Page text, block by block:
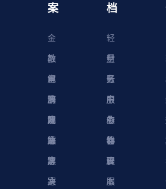
案
金
融
解
决
方
案
教
育
解
决
方
案
电
商
解
决
方
案
游
戏
解
决
方
网
站
解
决
档
轻
量
云
服
务
器
财
务
中
心
账
户
中
心
服
务
协
议
软
件
脚
本
物
理
服
云
服